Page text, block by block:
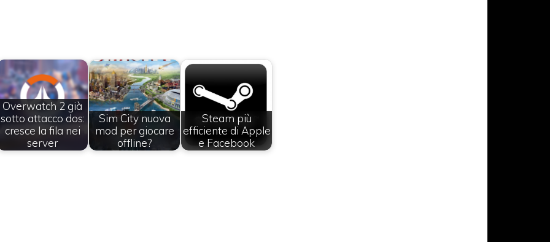
Overwatch 2 già
sotto attacco dos:
cresce la fila nei
server
Sim City nuova
mod per giocare
offline?
Steam più
efficiente di Apple
e Facebook